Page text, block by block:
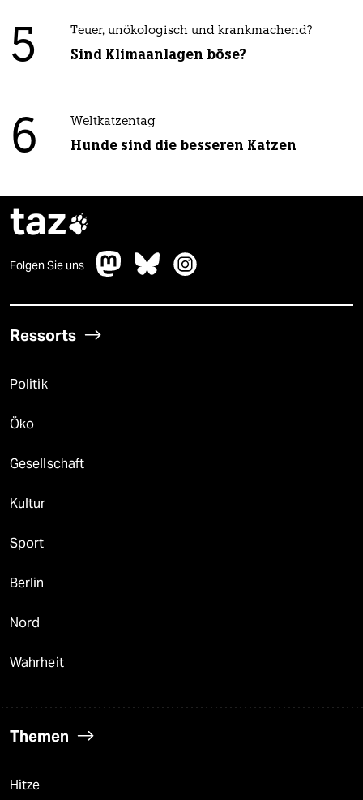
5 Teuer, unökologisch und krankmachend?
Sind Klimaanlagen böse?
6 Weltkatzentag
Hunde sind die besseren Katzen
taz
Folgen Sie uns
Ressorts
Politik
Öko
Gesellschaft
Kultur
Sport
Berlin
Nord
Wahrheit
Themen
Hitze